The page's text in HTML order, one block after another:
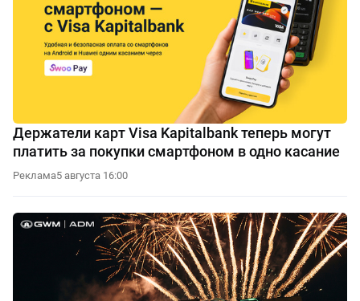
Держатели карт Visa Kapitalbank теперь могут
платить за покупки смартфоном в одно касание
Реклама5 августа 16:00